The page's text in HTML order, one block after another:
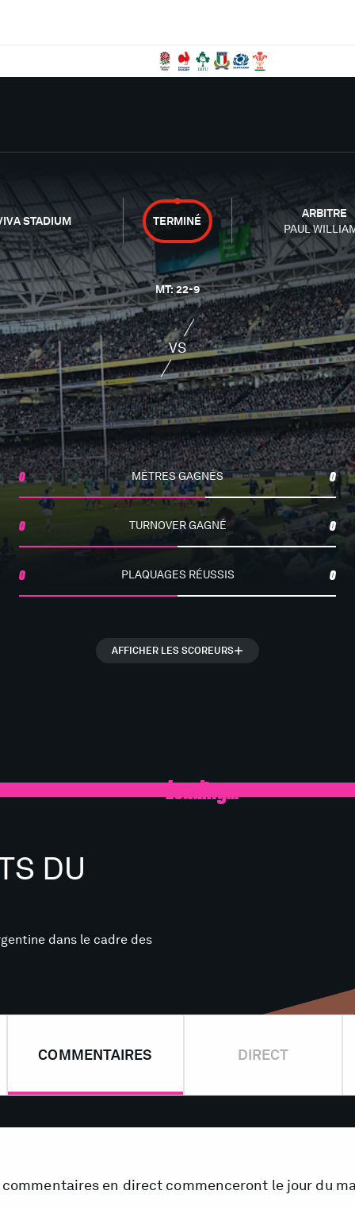
STADIUM TERMINÉ
ARBITRE
PAUL
MT:22-9
VS
0 MÈTRES GAGNÉS 0
0 TURNOVER GAGNÉ 0
0 PLAQUAGES RÉUSSIS 0
AFFICHER LES SCOREURS
Loading...
DU
dans le cadre des
COMMENTAIRES DIRECT
commentaires en direct commenceront le jour du